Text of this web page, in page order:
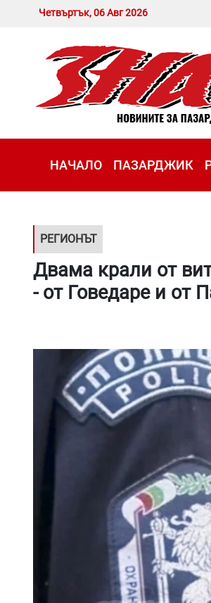
Четвъртък, 06 Авг 2026
НАЧАЛО ПАЗАРДЖИК
РЕГИОНЪТ
Двама крали от
- от Говедаре и от